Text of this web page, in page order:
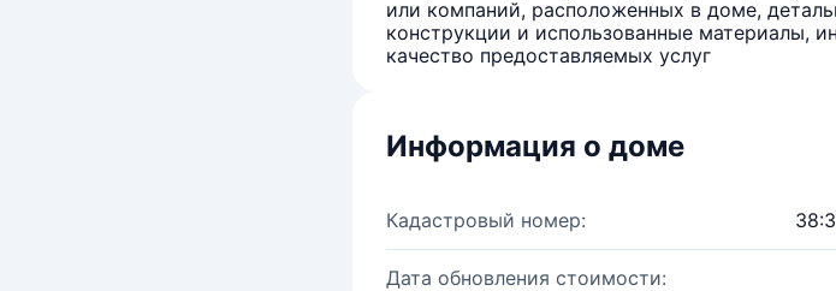
или компаний, расположенных в доме,
конструкции и использованные материалы,
качество предоставляемых услуг
Информация о доме
Кадастровый номер:
Дата обновления стоимости: